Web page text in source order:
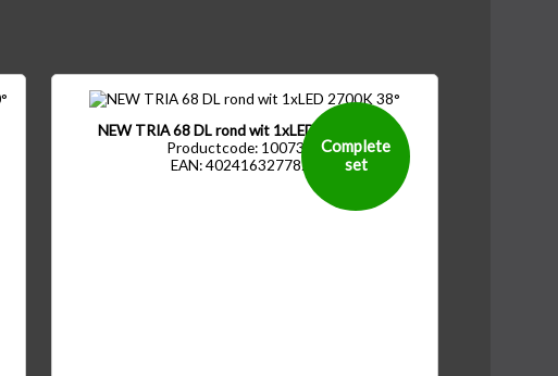
NEW TRIA 68 DL rond wit 1xLED 2700K 38°
Productcode: 1007385
EAN: 4024163277822
Complete
set